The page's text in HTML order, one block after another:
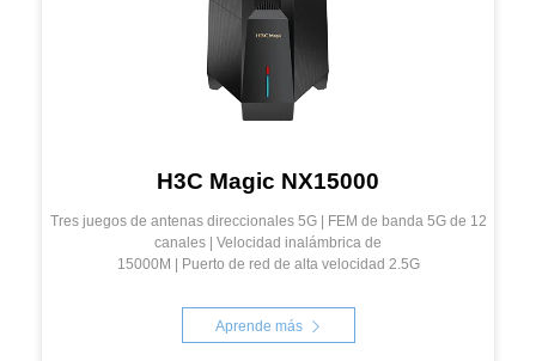
H3C Magic NX15000
Tres juegos de antenas direccionales 5G | FEM de banda 5G de 12
canales | Velocidad inalámbrica de
15000M | Puerto de red de alta velocidad 2.5G
Aprende más